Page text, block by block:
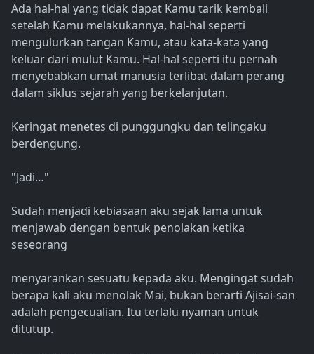
Ada hal-hal yang tidak dapat Kamu tarik kembali
setelah Kamu melakukannya, hal-hal seperti
mengulurkan tangan Kamu, atau kata-kata yang
keluar dari mulut Kamu. Hal-hal seperti itu pernah
menyebabkan umat manusia terlibat dalam perang
dalam siklus sejarah yang berkelanjutan.
Keringat menetes di punggungku dan telingaku
berdengung.
"Jadi…"
Sudah menjadi kebiasaan aku sejak lama untuk
menjawab dengan bentuk penolakan ketika
seseorang
menyarankan sesuatu kepada aku. Mengingat sudah
berapa kali aku menolak Mai, bukan berarti Ajisai-san
adalah pengecualian. Itu terlalu nyaman untuk
ditutup.